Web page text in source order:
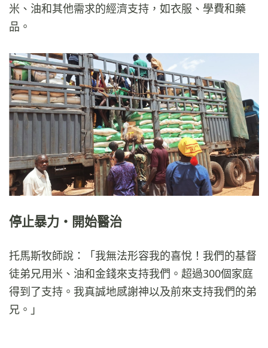
米、油和其他需求的經濟支持，如衣服、學費和藥
品。
停止暴力・開始醫治
托馬斯牧師說：「我無法形容我的喜悅！我們的基督
徒弟兄用米、油和金錢來支持我們。超過300個家庭
得到了支持。我真誠地感謝神以及前來支持我們的弟
兄。」